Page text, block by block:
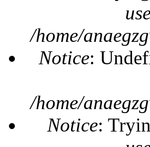
/home/
Notice:
/home/
Notice: